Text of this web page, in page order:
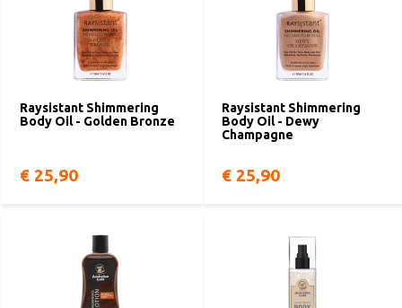
Raysistant Shimmering
Body Oil - Golden Bronze
€ 25,90
Raysistant Shimmering
Body Oil - Dewy
Champagne
€ 25,90